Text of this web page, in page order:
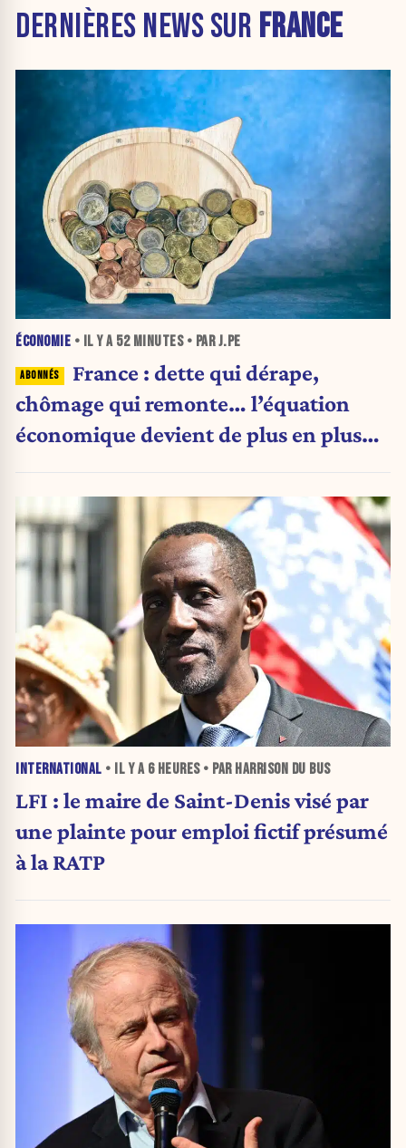
DERNIÈRES NEWS SUR FRANCE
ÉCONOMIE • IL Y A 52 MINUTES• PAR J.PE
France : dette qui dérape,
chômage qui remonte… l’équation
économique devient de plus en plus
INTERNATIONAL • IL Y A 6 HEURES• PAR HARRISON DU BUS
LFI : le maire de Saint-Denis visé par
une plainte pour emploi fictif présumé
à la RATP